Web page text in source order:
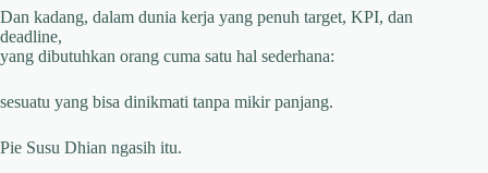
Dan kadang, dalam dunia kerja yang penuh target, KPI, dan
deadline,
yang dibutuhkan orang cuma satu hal sederhana:
sesuatu yang bisa dinikmati tanpa mikir panjang.
Pie Susu Dhian ngasih itu.